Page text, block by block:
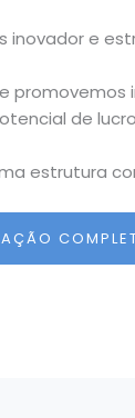
inovador e
promovemos
de
estrutura